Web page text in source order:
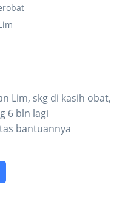
Lim, skg di kasih obat,
6 bln lagi
bantuannya